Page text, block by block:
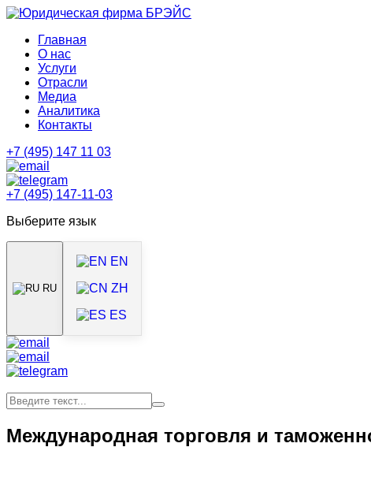
Главная
О нас
Услуги
Отрасли
Медиа
Аналитика
Контакты
+7 (495) 147 11 03
+7 (495) 147-11-03
Выберите язык
RU
EN
ZH
ES
Международная торговля и